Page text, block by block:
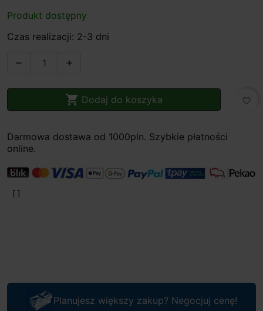
Produkt dostępny
Czas realizacji: 2-3 dni
 
 Dodaj do koszyka favorite_border
Darmowa dostawa od 1000pln. Szybkie płatności
online.
Planujesz większy zakup? Negocjuj cenę!